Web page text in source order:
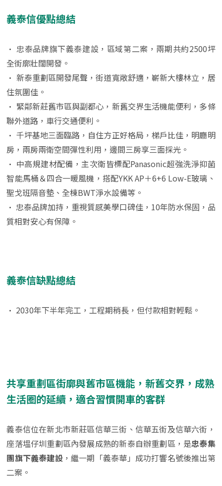
義泰信優點總結
• 忠泰品牌旗下義泰建設，區域第二案，兩期共約2500坪
全街廓壯闊開發。
• 新泰重劃區開發尾聲，街道寬敞舒適，嶄新大樓林立，居
住氛圍佳。
• 緊鄰新莊舊市區與副都心，新舊交界生活機能便利，多條
聯外道路，車行交通便利。
• 千坪基地三面臨路，自住方正好格局，梯戶比佳，明廳明
房，兩房兩衛空間彈性利用，邊間三房享三面採光。
• 中高規建材配備，主次衛皆標配Panasonic超強洗淨抑菌
智能馬桶＆四合一暖風機，搭配YKK AP＋6+6 Low-E玻璃、
聖戈班隔音墊、全棟BWT淨水設備等。
• 忠泰品牌加持，重視質感美學口碑佳，10年防水保固，品
質相對安心有保障。
義泰信缺點總結
• 2030年下半年完工，工程期稍長，但付款相對輕鬆。
共享重劃區街廓與舊市區機能，新舊交界，成熟
生活圈的延續，適合習慣開車的客群
義泰信位在新北市新莊區信華三街、信華五街及信華六街，
座落塭仔圳重劃區內發展成熟的新泰自辦重劃區，是忠泰集
團旗下義泰建設 ，繼一期「義泰華」成功打響名號後推出第
二案。